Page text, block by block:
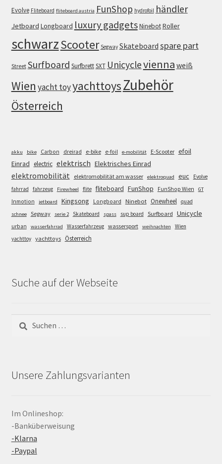
Evolve Fliteboard fliteboard austria FunShop hydrofoil händler
Jetboard Longboard luxury gadgetsNinebotRoller
schwarzScooter Segway Skateboard spare part
Street Surfboard SurfbrettSXT Unicyclevienna weiß
Wien yacht toyyachttoysZubehör
Österreich
akku bike Carbon dreirad e-bike e-foil e-mobilität E-Scooter efoil
Einrad electric elektrisch Elektrisches Einrad
elektromobilität elektromobilität am wasser elektroquad euc
Evolve
fahrrad
fahrzeug Firewheel flite fliteboard FunShop FunShop Wien GT
Inmotion jetboard Kingsong Longboard Ninebot Onewheel quad
schnee Segway serie 2 Skateboard spass sup board Surfboard Unicycle
urban wasserfahrrad Wasserfahrzeug wassersport weihnachten
Wien
yachttoy yachttoys Österreich
Suche auf der Webseite
Suchen
nach:
Unsere Zahlungsvarianten
Im Onlineshop:
-Banküberweisung
-Klarna
-Paypal